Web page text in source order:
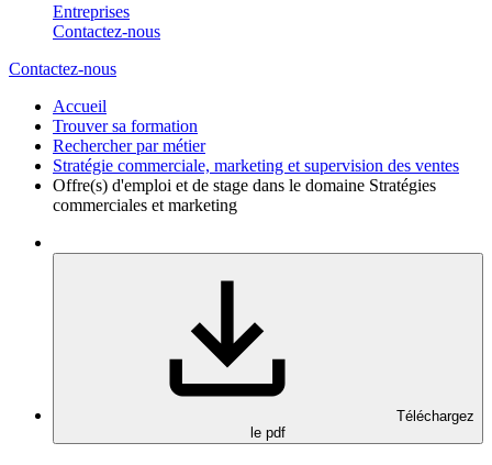
Entreprises
Contactez-nous
Contactez-nous
Accueil
Trouver sa formation
Rechercher par métier
Stratégie commerciale, marketing et supervision des ventes
Offre(s) d'emploi et de stage dans le domaine Stratégies
commerciales et marketing
Téléchargez
le pdf